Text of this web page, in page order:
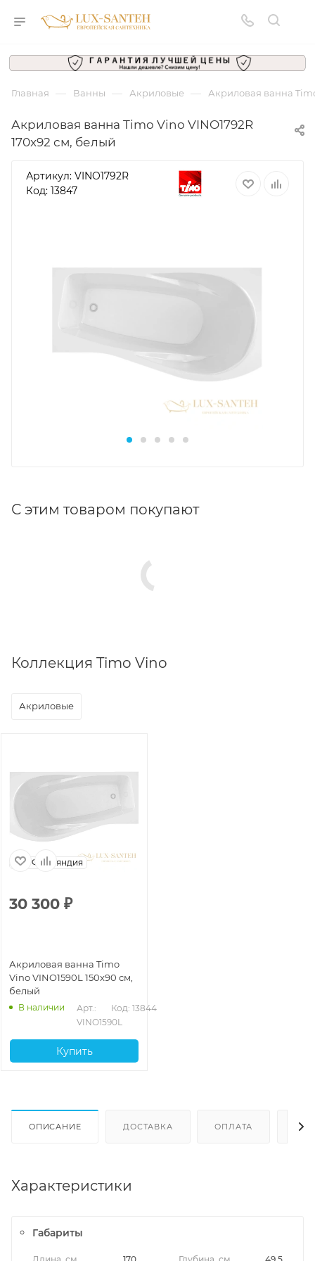
Главная — Ванны — Акриловые — Акриловая ванна
Акриловая ванна Timo Vino VINO1792R
170x92 см, белый
Артикул: VINO1792R
Код: 13847
С этим товаром покупают
Коллекция Timo Vino
Акриловые
Финляндия
30 300 ₽
Акриловая ванна Timo
Vino VINO1590L 150x90 см,
белый
В наличии
Арт.:
VINO1590L
Код: 13844
Купить
ОПИСАНИЕ ДОСТАВКА ОПЛАТА
Характеристики
Габариты